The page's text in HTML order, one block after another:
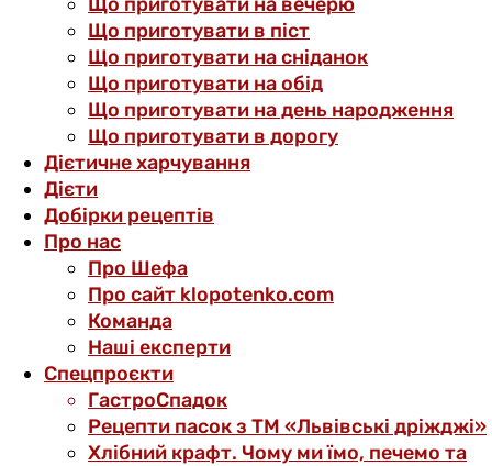
Що приготувати в піст
Що приготувати на сніданок
Що приготувати на обід
Що приготувати на день народження
Що приготувати в дорогу
Дієтичне харчування
Дієти
Добірки рецептів
Про нас
Про Шефа
Про сайт klopotenko.com
Команда
Наші експерти
Спецпроєкти
ГастроСпадок
Рецепти пасок з ТМ «Львівські дріжджі»
Хлібний крафт. Чому ми їмо, печемо та